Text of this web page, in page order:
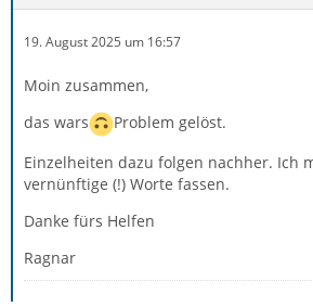
19. August 2025 um 16:57
Moin zusammen,
das wars
Problem gelöst.
Einzelheiten dazu folgen nachher. Ich
vernünftige (!) Worte fassen.
Danke fürs Helfen
Ragnar